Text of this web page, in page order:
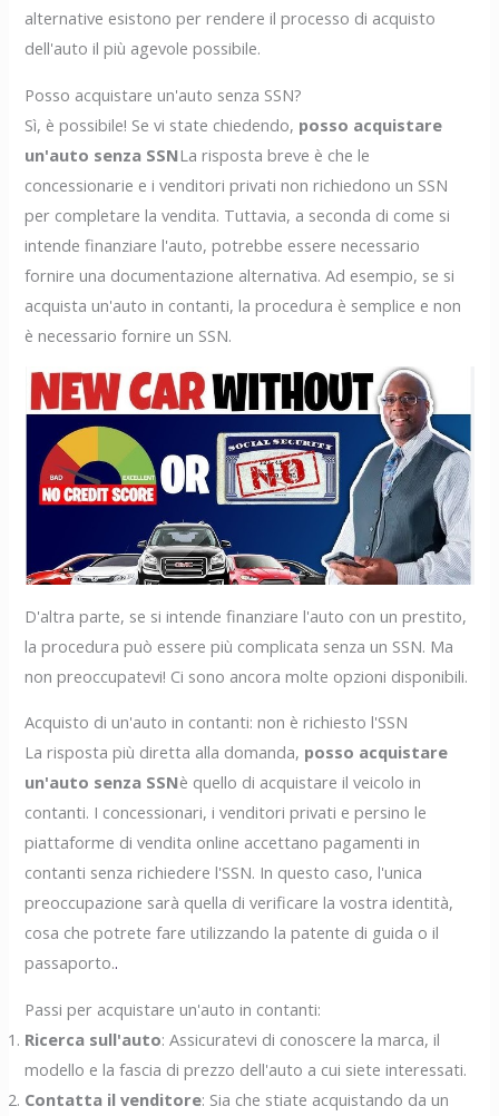
alternative esistono per rendere il processo di acquisto
dell'auto il più agevole possibile.
Posso acquistare un'auto senza SSN?
Sì, è possibile! Se vi state chiedendo, posso acquistare
un'auto senza SSNLa risposta breve è che le
concessionarie e i venditori privati non richiedono un SSN
per completare la vendita. Tuttavia, a seconda di come si
intende finanziare l'auto, potrebbe essere necessario
fornire una documentazione alternativa. Ad esempio, se si
acquista un'auto in contanti, la procedura è semplice e non
è necessario fornire un SSN.
D'altra parte, se si intende finanziare l'auto con un prestito,
la procedura può essere più complicata senza un SSN. Ma
non preoccupatevi! Ci sono ancora molte opzioni disponibili.
Acquisto di un'auto in contanti: non è richiesto l'SSN
La risposta più diretta alla domanda, posso acquistare
un'auto senza SSNè quello di acquistare il veicolo in
contanti. I concessionari, i venditori privati e persino le
piattaforme di vendita online accettano pagamenti in
contanti senza richiedere l'SSN. In questo caso, l'unica
preoccupazione sarà quella di verificare la vostra identità,
cosa che potrete fare utilizzando la patente di guida o il
passaporto..
Passi per acquistare un'auto in contanti:
Ricerca sull'auto: Assicuratevi di conoscere la marca, il
modello e la fascia di prezzo dell'auto a cui siete interessati.
Contatta il venditore: Sia che stiate acquistando da un